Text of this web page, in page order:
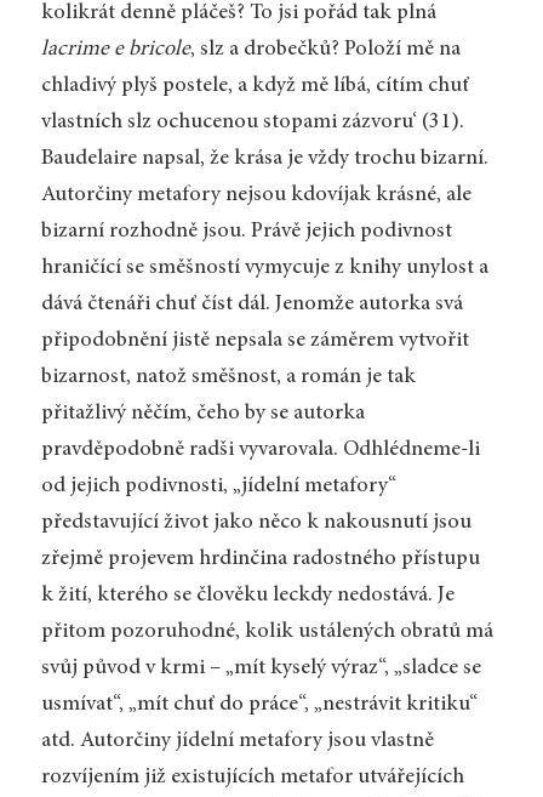
kolikrát denně pláčeš? To jsi pořád tak plná
lacrime e bricole, slz a drobečků? Položí mě na
chladivý plyš postele, a když mě líbá, cítím chuť
vlastních slz ochucenou stopami zázvoru‘ (31).
Baudelaire napsal, že krása je vždy trochu bizarní.
Autorčiny metafory nejsou kdovíjak krásné, ale
bizarní rozhodně jsou. Právě jejich podivnost
hraničící se směšností vymycuje z knihy unylost a
dává čtenáři chuť číst dál. Jenomže autorka svá
připodobnění jistě nepsala se záměrem vytvořit
bizarnost, natož směšnost, a román je tak
přitažlivý něčím, čeho by se autorka
pravděpodobně radši vyvarovala. Odhlédneme-li
od jejich podivnosti, „jídelní metafory“
představující život jako něco k nakousnutí jsou
zřejmě projevem hrdinčina radostného přístupu
k žití, kterého se člověku leckdy nedostává. Je
přitom pozoruhodné, kolik ustálených obratů má
svůj původ v krmi – „mít kyselý výraz“, „sladce se
usmívat“, „mít chuť do práce“, „nestrávit kritiku“
atd. Autorčiny jídelní metafory jsou vlastně
rozvíjením již existujících metafor utvářejících